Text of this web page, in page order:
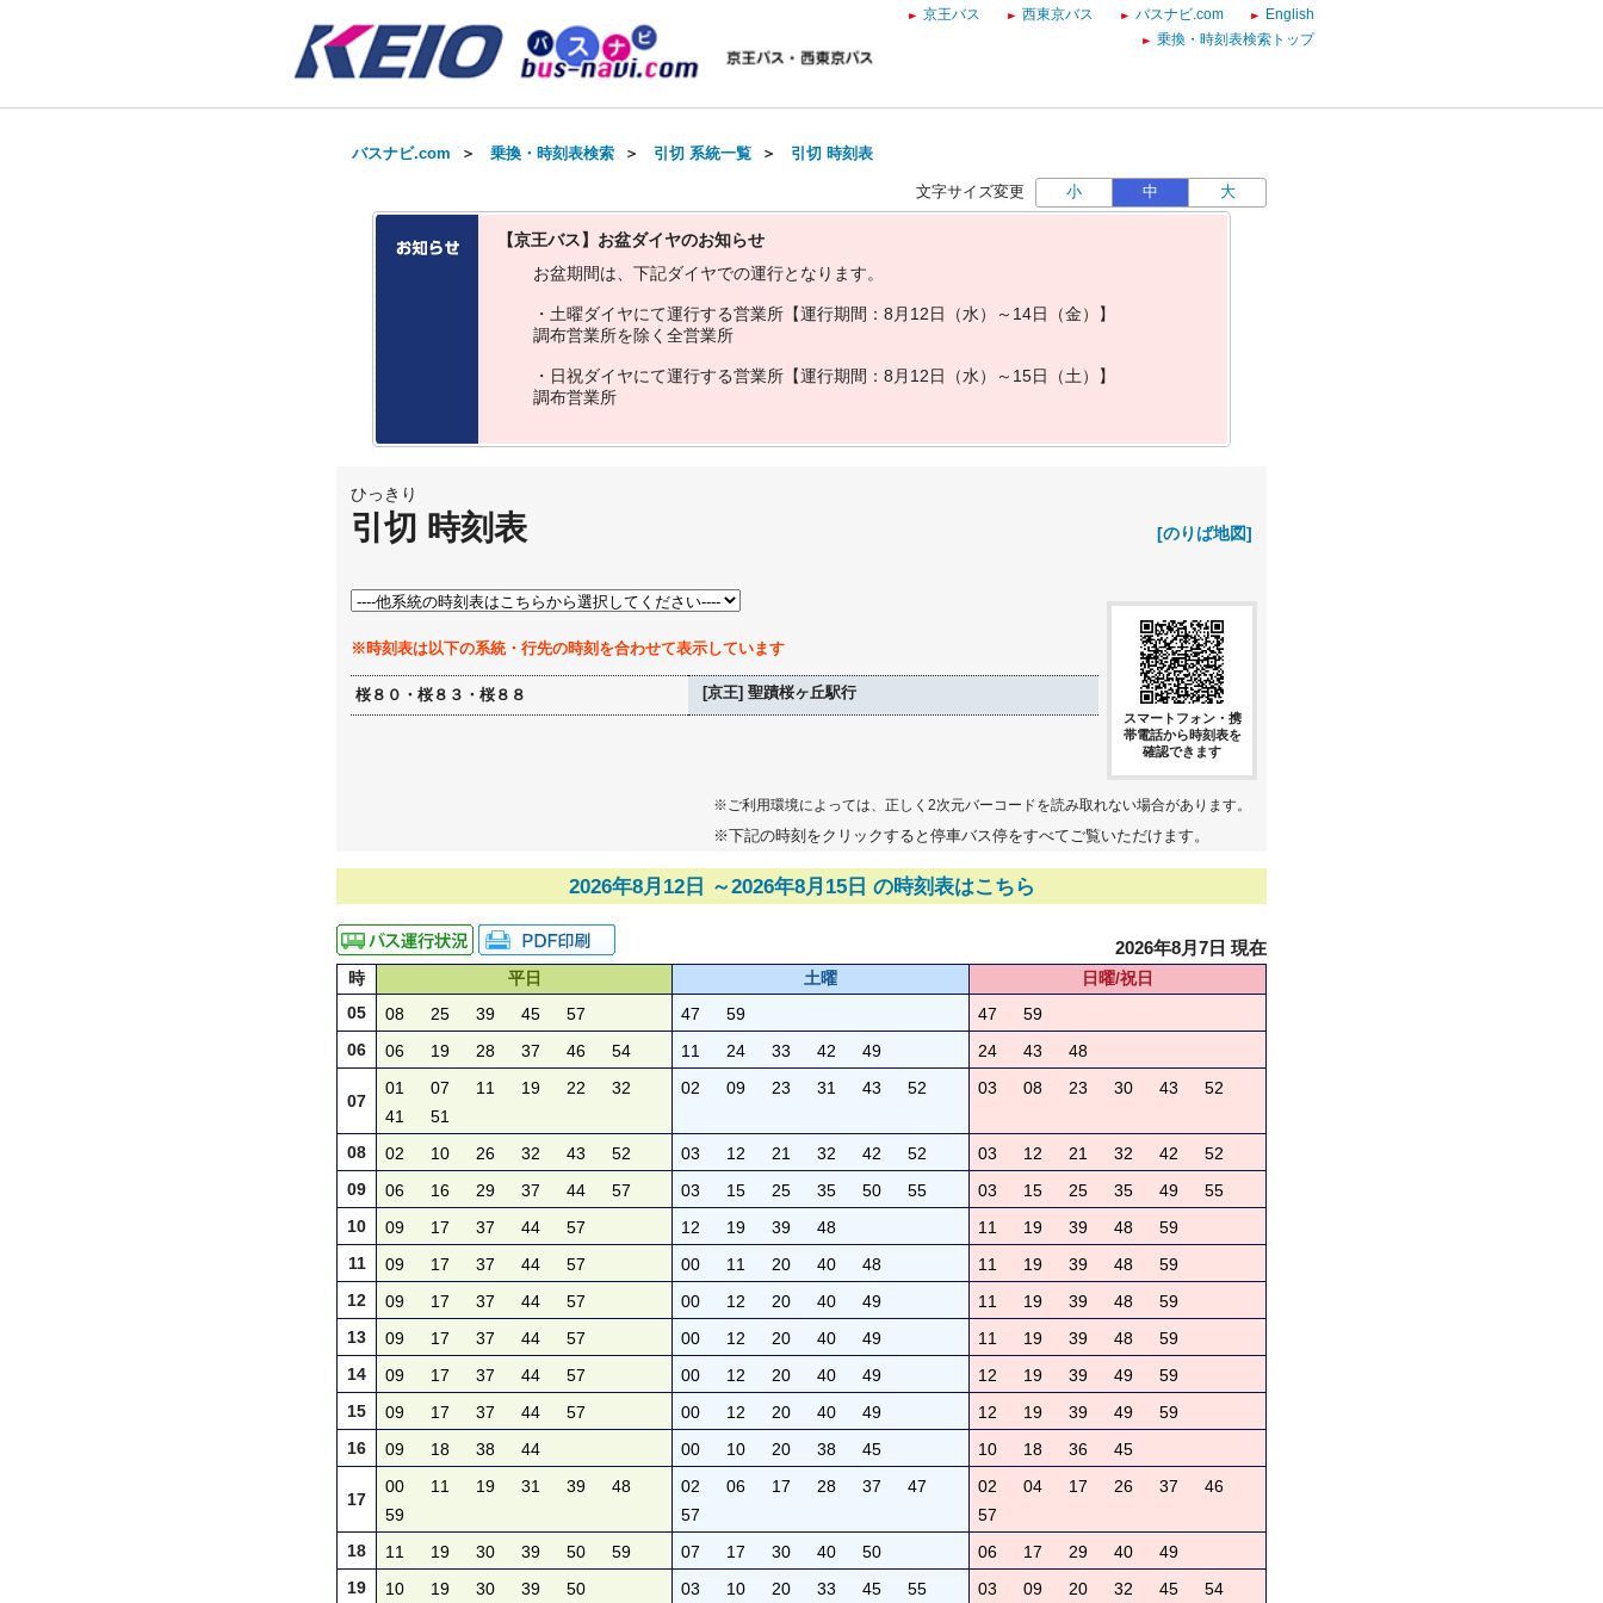
京王バス 西東京バス バスナビ.com
English
乗換・時刻表検索トップ
バスナビ.com ＞ 乗換・時刻表検索 ＞ 引切 系統一覧 ＞ 引切 時刻表
文字サイズ変更 小 中 大
【京王バス】お盆ダイヤのお知らせ
お盆期間は 下記ダイヤでの運行と な り ます。
・ 土曜ダイヤにて運行する営業所 【運行期間 ： 8 月 1 2日 （水） ～ 14日 （金）
】
調布営業所を除 く 全営業所
・ 日祝ダイヤにて運行する営業所 【運行期間 ： 8 月 1 2日 （水） ～ 15日 （土）
】
調布営業所
ひっきり
引切 時刻表 [のりば地図]
※時刻表は以下の系統・行先の時刻を合わせて表示しています
桜８０・桜８３・桜８８ [京王] 聖蹟桜ヶ丘駅行
スマートフォン・携
帯電話から時刻表を
確認できます
※ご利用環境によっては、正しく2次元バーコードを読み取れない場合があります。
※下記の時刻をクリックすると停車バス停をすべてご覧いただけます。
2026年8月12日 ～2026年8月15日 の時刻表はこちら
2026年8月7日 現在
時 平日 土曜
日曜/祝日
05
08 25 39 45 57 47 59 47
59
06
06 19 28 37 46 54 11 24 33 42 49 24 43 48
07
01 07 11 19 22
32
41
51
02 09 23 31 43 52 03 08 23 30 43 52
08 02 10 26 32 43 52 03 12 21 32 42 52 03 12 21 32 42
52
09
06 16 29 37 44 57 03 15 25 35 50 55 03 15 25 35 49
55
10
09 17 37 44 57 12 19 39 48 11 19 39 48
59
11
09 17 37 44 57 00 11 20 40 48 11 19 39 48
59
12
09 17 37 44 57 00 12 20 40 49 11 19 39 48
59
13
09 17 37 44 57 00 12 20 40 49 11 19 39 48
59
14
09 17 37 44 57 00 12 20 40 49 12 19 39 49
59
15
09 17 37 44 57 00 12 20 40 49 12 19 39 49
59
16
09 18 38 44 00 10 20 38 45 10 18 36 45
17
00 11 19 31 39
48
59
02 06 17 28 37
47
57
02 04 17 26 37
46
57
18
11 19 30 39 50 59 07 17 30 40 50 06 17 29 40
49
19
10 19 30 39 50 03 10 20 33 45 55 03 09 20 32 45 54